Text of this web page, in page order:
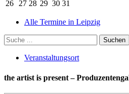
26 27 28 29 30 31
Alle Termine in Leipzig
Veranstaltungsort
the artist is present –